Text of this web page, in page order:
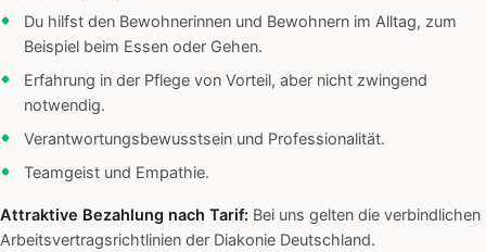
Du hilfst den Bewohnerinnen und Bewohnern im Alltag, zum
Beispiel beim Essen oder Gehen.
Erfahrung in der Pflege von Vorteil, aber nicht zwingend
notwendig.
Verantwortungsbewusstsein und Professionalität.
Teamgeist und Empathie.
Attraktive Bezahlung nach Tarif: Bei uns gelten die verbindlichen
Arbeitsvertragsrichtlinien der Diakonie Deutschland.